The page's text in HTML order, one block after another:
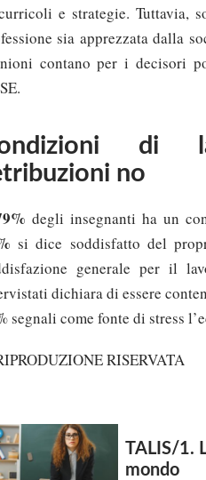
e strategie. Tuttavia,
sia apprezzata dalla
contano per i decisori
di
no
degli insegnanti ha un
si dice soddisfatto del
generale per il
dichiara di essere
segnali come fonte di stress
RISERVATA
TALIS/1.
mondo